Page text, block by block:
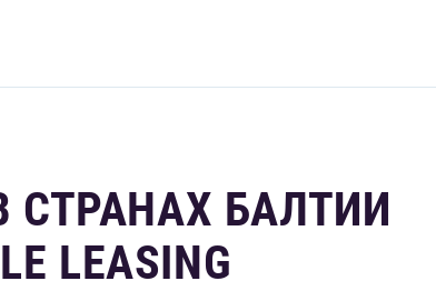
В СТРАНАХ БАЛТИИ
LEASING